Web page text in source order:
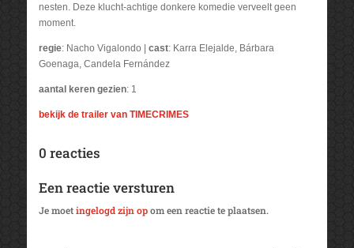
nesten. Deze klucht-achtige donkere komedie verveelt geen
moment.
regie: Nacho Vigalondo | cast: Karra Elejalde, Bárbara
Goenaga, Candela Fernández
aantal keren gezien: 1
bekijk de trailer van TIMECRIMES
0 reacties
Een reactie versturen
Je moetingelogd zijn opom een reactie te plaatsen.